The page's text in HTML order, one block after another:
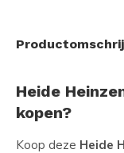
Heide
kopen?
Koop deze Heide